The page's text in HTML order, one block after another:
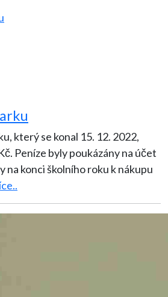
který se konal 15. 12. 2022,
Peníze byly poukázány na účet
na konci školního roku k nákupu